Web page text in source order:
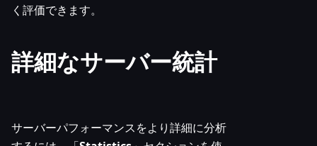
く評価できます。
詳細なサーバー統計
サーバーパフォーマンスをより詳細に分析